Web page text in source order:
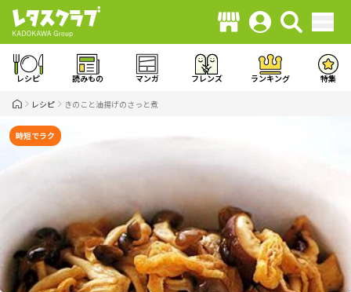
レシピ 読みもの マンガ フレンズ ランキング 特集
レシピ きのこと油揚げのさっと煮
時短でラク